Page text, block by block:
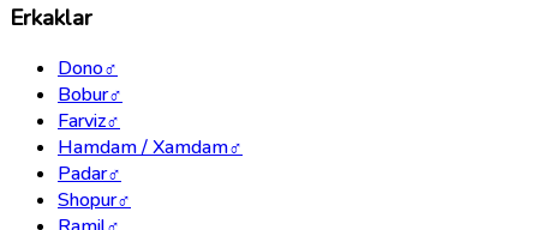
Erkaklar
Dono♂
Bobur♂
Farviz♂
Hamdam / Xamdam♂
Padar♂
Shopur♂